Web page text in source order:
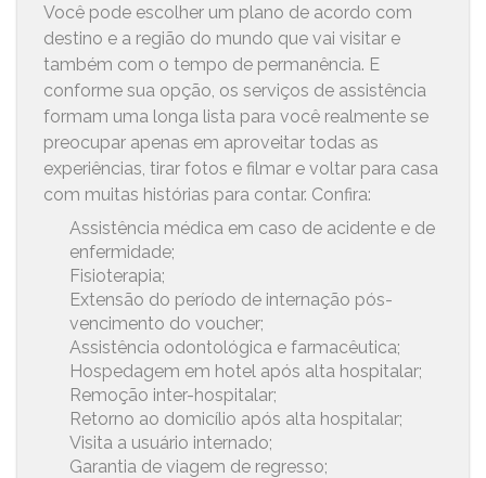
Você pode escolher um plano de acordo com
destino e a região do mundo que vai visitar e
também com o tempo de permanência. E
conforme sua opção, os serviços de assistência
formam uma longa lista para você realmente se
preocupar apenas em aproveitar todas as
experiências, tirar fotos e filmar e voltar para casa
com muitas histórias para contar. Confira:
Assistência médica em caso de acidente e de
enfermidade;
Fisioterapia;
Extensão do período de internação pós-
vencimento do voucher;
Assistência odontológica e farmacêutica;
Hospedagem em hotel após alta hospitalar;
Remoção inter-hospitalar;
Retorno ao domicílio após alta hospitalar;
Visita a usuário internado;
Garantia de viagem de regresso;